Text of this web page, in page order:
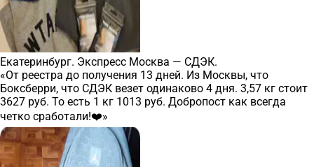
Екатеринбург. Экспресс Москва — СДЭК.
«От реестра до получения 13 дней. Из Москвы, что
Боксберри, что СДЭК везет одинаково 4 дня. 3,57 кг стоит
3627 руб. То есть 1 кг 1013 руб. Добропост как всегда
четко сработали!❤️»